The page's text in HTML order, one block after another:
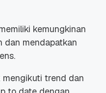
kemungkinan
dan mendapatkan
trend dan